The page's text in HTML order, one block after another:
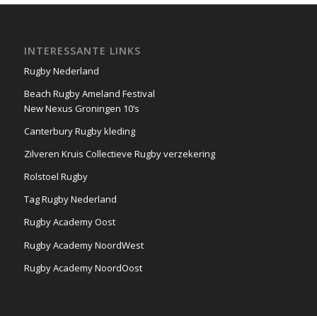
INTERESSANTE LINKS
Rugby Nederland
Beach Rugby Ameland Festival
New Nexus Groningen 10’s
Canterbury Rugby kleding
Zilveren Kruis Collectieve Rugby verzekering
Rolstoel Rugby
Tag Rugby Nederland
Rugby Academy Oost
Rugby Academy NoordWest
Rugby Academy NoordOost